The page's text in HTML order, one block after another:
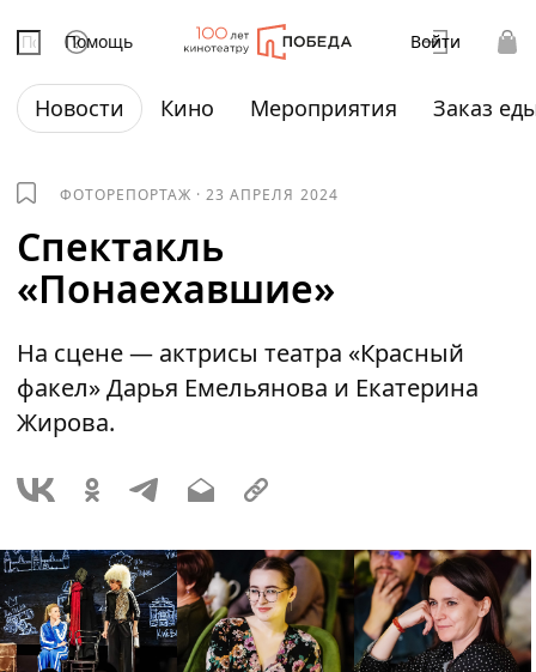
Помощь Войти
Новости Кино Мероприятия Заказ
ФОТОРЕПОРТАЖ ·23 АПРЕЛЯ 2024
Спектакль
«Понаехавшие»
На сцене — актрисы театра «Красный
факел» Дарья Емельянова и Екатерина
Жирова.